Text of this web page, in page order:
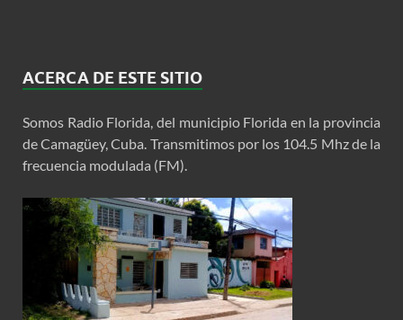
ACERCA DE ESTE SITIO
Somos Radio Florida, del municipio Florida en la provincia
de Camagüey, Cuba. Transmitimos por los 104.5 Mhz de la
frecuencia modulada (FM).